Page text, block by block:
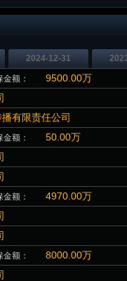
2024-12-31
金额： 9500.00万
有限责任公司
金额： 50.00万
金额： 4970.00万
金额： 8000.00万